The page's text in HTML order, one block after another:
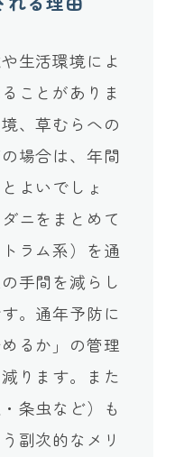
生活環境によ
ことがありま
、草むらへの
場合は、年間
よいでしょ
ニをまとめて
ラム系）を通
手間を減らし
。通年予防に
るか」の管理
ります。また
条虫など）も
副次的なメリ